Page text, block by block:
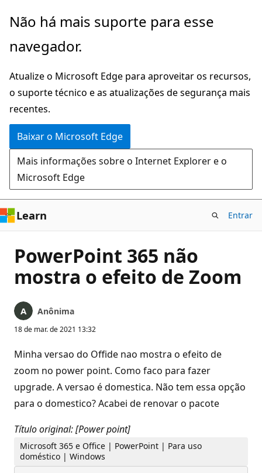
Pular
o
principal
Não há mais suporte para esse
navegador.
Atualize o Microsoft Edge para aproveitar os recursos,
o suporte técnico e as atualizações de segurança mais
recentes.
Baixar o Microsoft Edge
Mais informações sobre o Internet Explorer e o
Microsoft Edge
Learn Entrar
PowerPoint 365 não
mostra o efeito de Zoom
Anônima
18 de mar. de 2021 13:32
Minha versao do Offide nao mostra o efeito de
zoom no power point. Como faco para fazer
upgrade. A versao é domestica. Não tem essa opção
para o domestico? Acabei de renovar o pacote
Título original: [Power point]
Microsoft 365 e Office | PowerPoint | Para uso
doméstico | Windows